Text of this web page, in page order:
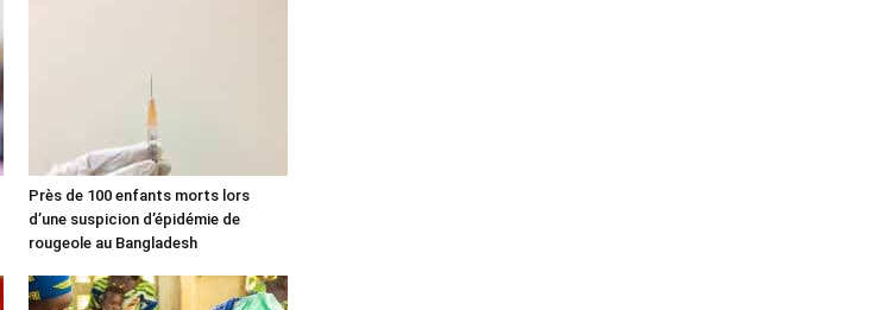
Près de 100 enfants morts lors
d’une suspicion d’épidémie de
rougeole au Bangladesh